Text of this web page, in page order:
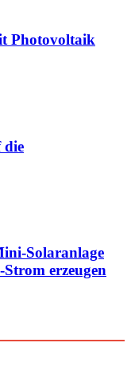
Photovoltaik
die
Solaranlage
erzeugen